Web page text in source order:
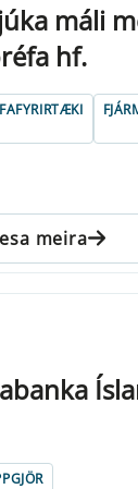
máli
hf.
meira